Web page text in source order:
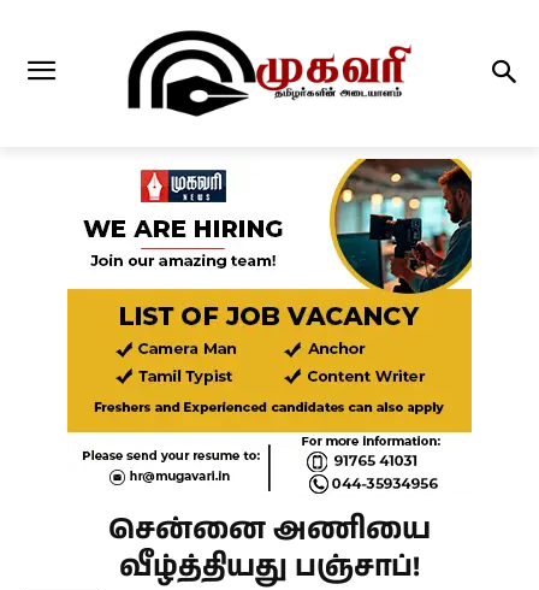
சென்னை அணியை
வீழ்த்தியது பஞ்சாப்!